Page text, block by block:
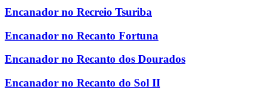
Encanador no Recreio Tsuriba
Encanador no Recanto Fortuna
Encanador no Recanto dos Dourados
Encanador no Recanto do Sol II